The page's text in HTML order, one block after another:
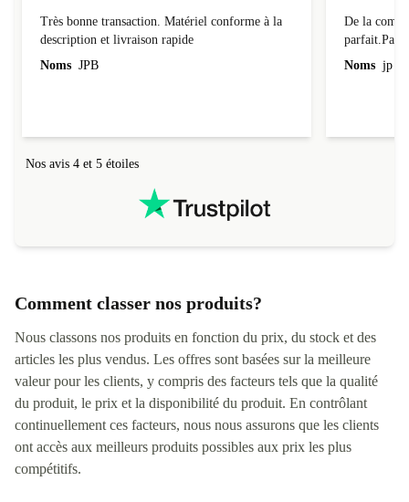
Très bonne transaction
Très bonne transaction. Matériel conforme à la
description et livraison rapide
Parfait.
De la
Comment classer nos produits?
Nous classons nos produits en fonction du prix, du stock et des
articles les plus vendus. Les offres sont basées sur la meilleure
valeur pour les clients, y compris des facteurs tels que la qualité
du produit, le prix et la disponibilité du produit. En contrôlant
continuellement ces facteurs, nous nous assurons que les clients
ont accès aux meilleurs produits possibles aux prix les plus